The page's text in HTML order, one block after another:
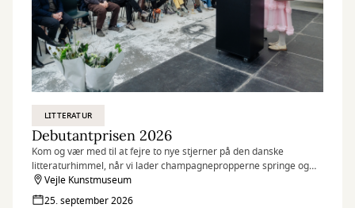
LITTERATUR
Debutantprisen 2026
Kom og vær med til at fejre to nye stjerner på den danske
litteraturhimmel, når vi lader champagnepropperne springe og
uddeler Danmarks største debutantpris på 2 x 50.000 kr. - Bodil og
Jørgen Munch-Christensens debutantpris.
Vejle Kunstmuseum
25. september 2026